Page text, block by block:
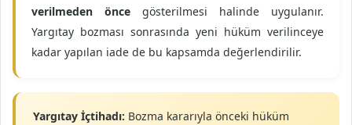
verilmeden önce gösterilmesi halinde uygulanır.
Yargıtay bozması sonrasında yeni hüküm verilinceye
kadar yapılan iade de bu kapsamda değerlendirilir.
Yargıtay İçtihadı: Bozma kararıyla önceki hüküm